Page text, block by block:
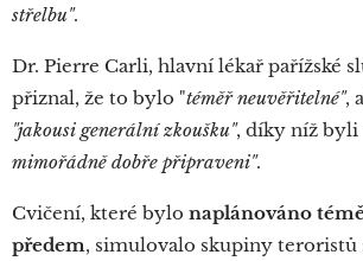
střelbu".
Dr. Pierre Carli, hlavní lékař pařížské
přiznal, že to bylo "téměř neuvěřitelné",
"jakousi generální zkoušku", díky níž byli
mimořádně dobře připraveni".
Cvičení, které bylo naplánováno
předem, simulovalo skupiny teroristů